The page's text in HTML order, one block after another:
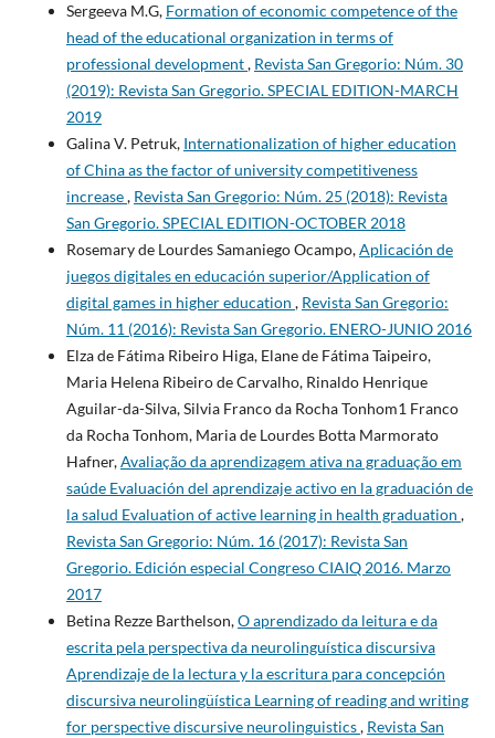
Sergeeva M.G, Formation of economic competence of the
head of the educational organization in terms of
professional development, Revista San Gregorio: Núm. 30
(2019): Revista San Gregorio. SPECIAL EDITION-MARCH
2019
Galina V. Petruk, Internationalization of higher education
of China as the factor of university competitiveness
increase, Revista San Gregorio: Núm. 25 (2018): Revista
San Gregorio. SPECIAL EDITION-OCTOBER 2018
Rosemary de Lourdes Samaniego Ocampo,Aplicación de
juegos digitales en educación superior/Application of
digital games in higher education , Revista San Gregorio:
Núm. 11 (2016): Revista San Gregorio. ENERO-JUNIO 2016
Elza de Fátima Ribeiro Higa, Elane de Fátima Taipeiro,
Maria Helena Ribeiro de Carvalho, Rinaldo Henrique
Aguilar-da-Silva, Silvia Franco da Rocha Tonhom1 Franco
da Rocha Tonhom, Maria de Lourdes Botta Marmorato
Hafner,Avaliação da aprendizagem ativa na graduação em
saúde Evaluación del aprendizaje activo en la graduación de
la salud Evaluation of active learning in health graduation ,
Revista San Gregorio: Núm. 16 (2017): Revista San
Gregorio. Edición especial Congreso CIAIQ 2016. Marzo
2017
Betina Rezze Barthelson,O aprendizado da leitura e da
escrita pela perspectiva da neurolinguística discursiva
Aprendizaje de la lectura y la escritura para concepción
discursiva neurolingüística Learning of reading and writing
for perspective discursive neurolinguistics, Revista San